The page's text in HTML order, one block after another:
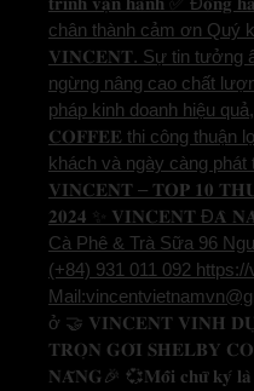
chân thành cảm ơn Quý
𝐕𝐈𝐍𝐂𝐄𝐍𝐓. Sự tin tưởng
ngừng nâng cao chất
pháp kinh doanh hiệu
𝐂𝐎𝐅𝐅𝐄𝐄 thi công thuận
khách và ngày càng
𝐕𝐈𝐍𝐂𝐄𝐍𝐓 – 𝐓𝐎𝐏 𝟏𝟎
𝟐𝟎𝟐𝟒 ✨ 𝐕𝐈𝐍𝐂𝐄𝐍𝐓 Đ𝐀̀
Cà Phê & Trà Sữa 96
(+84) 931 011 092
ở 🤝 𝐕𝐈𝐍𝐂𝐄𝐍𝐓 𝐕𝐈𝐍𝐇
𝐓𝐑𝐎̣𝐍 𝐆𝐎́𝐈 𝐒𝐇𝐄𝐋𝐁𝐘
𝐍𝐀̆̃𝐍𝐆🎉 💞𝐌𝐨̂̃𝐢 𝐜𝐡𝐮̛̃ 𝐤𝐲́ 𝐥𝐚̀